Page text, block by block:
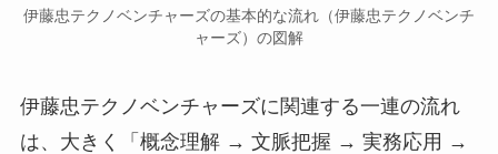
伊藤忠テクノベンチャーズの基本的な流れ（伊藤忠テクノベンチ
ャーズ）の図解
伊藤忠テクノベンチャーズに関連する一連の流れ
は、大きく「概念理解 → 文脈把握 → 実務応用 →